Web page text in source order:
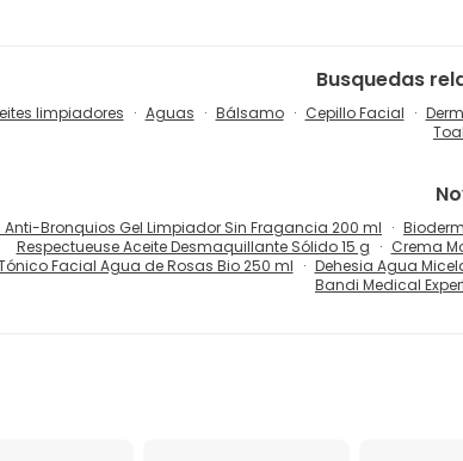
Busquedas
limpiadores Aguas Bálsamo Cepillo Facial
Anti-Bronquios Gel Limpiador Sin Fragancia 200 ml
Respectueuse Aceite Desmaquillante Sólido 15 g
Crema
Facial Agua de Rosas Bio 250 ml
Dehesia Agua
Bandi Medical